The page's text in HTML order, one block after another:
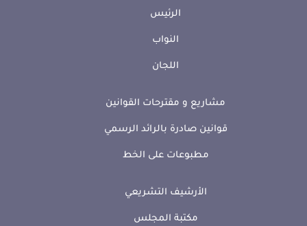
الرئيس
النواب
اللجان
مشاريع و مقترحات القوانين
قوانين صادرة بالرائد الرسمي
مطبوعات على الخط
الأرشيف التشريعي
مكتبة المجلس